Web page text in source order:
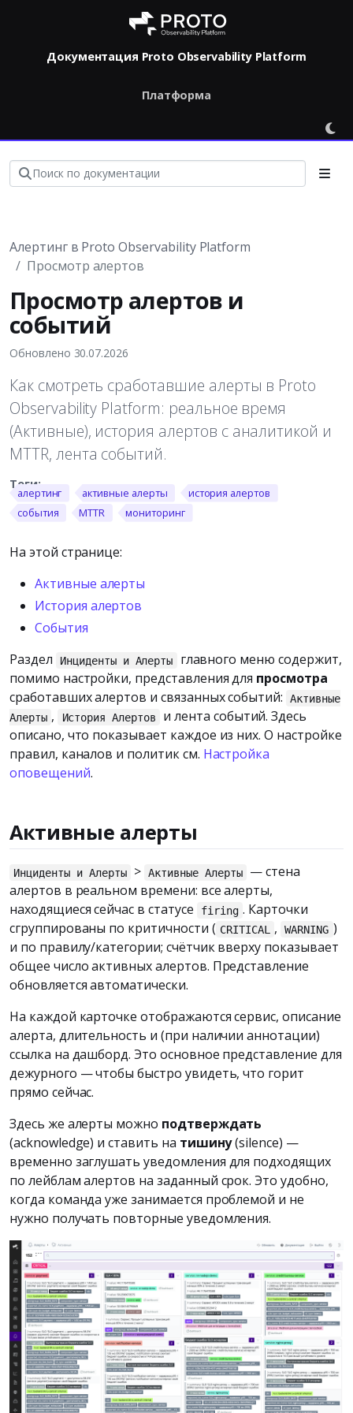
Документация Proto Observability Platform
Платформа
Алертинг в Proto Observability Platform
Просмотр алертов
Просмотр алертов и
событий
Обновлено 30.07.2026
Как смотреть сработавшие алерты в Proto
Observability Platform: реальное время
(Активные), история алертов с аналитикой и
MTTR, лента событий.
алертинг активные алерты
история алертов
события
MTTR мониторинг
На этой странице:
Активные алерты
История алертов
События
Раздел
Инциденты и Алерты
главного меню содержит,
помимо настройки, представления для просмотра
сработавших алертов и связанных событий:
Активные
Алерты , История Алертов
и лента событий. Здесь
описано, что показывает каждое из них. О настройке
правил, каналов и политик см. Настройка
оповещений.
Активные алерты
Инциденты и Алерты > Активные Алерты
— стена
алертов в реальном времени: все алерты,
находящиеся сейчас в статусе
firing . Карточки
сгруппированы по критичности ( CRITICAL , WARNING )
и по правилу/категории; счётчик вверху показывает
общее число активных алертов. Представление
обновляется автоматически.
На каждой карточке отображаются сервис, описание
алерта, длительность и (при наличии аннотации)
ссылка на дашборд. Это основное представление для
дежурного — чтобы быстро увидеть, что горит
прямо сейчас.
Здесь же алерты можно подтверждать
(acknowledge) и ставить на тишину(silence) —
временно заглушать уведомления для подходящих
по лейблам алертов на заданный срок. Это удобно,
когда команда уже занимается проблемой и не
нужно получать повторные уведомления.